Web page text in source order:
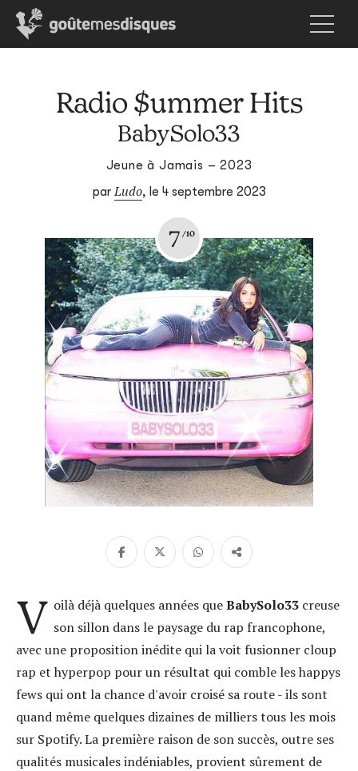
Radio $ummer Hits
BabySolo33
Jeune à Jamais – 2023
parLudo, le 4 septembre 2023
7
V oilà déjà quelques années queBabySolo33creuse
son sillon dans le paysage du rap francophone,
avec une proposition inédite qui la voit fusionner cloup
rap et hyperpop pour un résultat qui comble les happys
fews qui ont la chance d'avoir croisé sa route - ils sont
quand même quelques dizaines de milliers tous les mois
sur Spotify. La première raison de son succès, outre ses
qualités musicales indéniables, provient sûrement de